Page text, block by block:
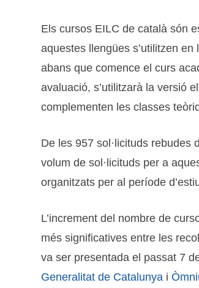
Els cursos EILC de català són
aquestes llengües s’utilitzen
abans que comence el curs
avaluació, s’utilitzarà la versió
complementen les classes
De les 957 sol·licituds rebudes
volum de sol·licituds per a
organitzats per al període
L’increment del nombre de
més significatives entre les
va ser presentada el passat 7
Generalitat de Catalunya i